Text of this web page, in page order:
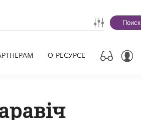
Поиск
О РЕСУРСЕ